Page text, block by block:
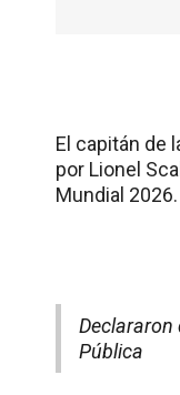
El capitán de
por Lionel
Mundial 2026.
Declararon
Pública